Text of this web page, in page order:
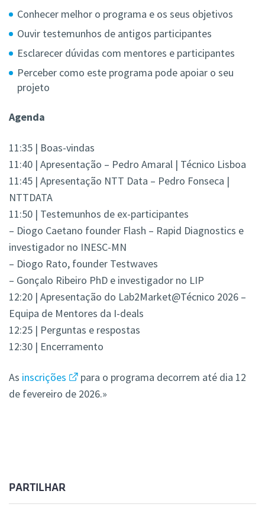
Conhecer melhor o programa e os seus objetivos
Ouvir testemunhos de antigos participantes
Esclarecer dúvidas com mentores e participantes
Perceber como este programa pode apoiar o seu
projeto
Agenda
11:35 | Boas-vindas
11:40 | Apresentação – Pedro Amaral | Técnico Lisboa
11:45 | Apresentação NTT Data – Pedro Fonseca |
NTTDATA
11:50 | Testemunhos de ex-participantes
– Diogo Caetano founder Flash – Rapid Diagnostics e
investigador no INESC-MN
– Diogo Rato, founder Testwaves
– Gonçalo Ribeiro PhD e investigador no LIP
12:20 | Apresentação do Lab2Market@Técnico 2026 –
Equipa de Mentores da I-deals
12:25 | Perguntas e respostas
12:30 | Encerramento
As inscrições
para o programa decorrem até dia 12
de fevereiro de 2026.»
PARTILHAR